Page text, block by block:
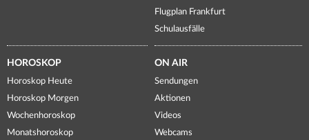
Flugplan Frankfurt
Schulausfälle
HOROSKOP
Horoskop Heute
Horoskop Morgen
Wochenhoroskop
Monatshoroskop
ON AIR
Sendungen
Aktionen
Videos
Webcams